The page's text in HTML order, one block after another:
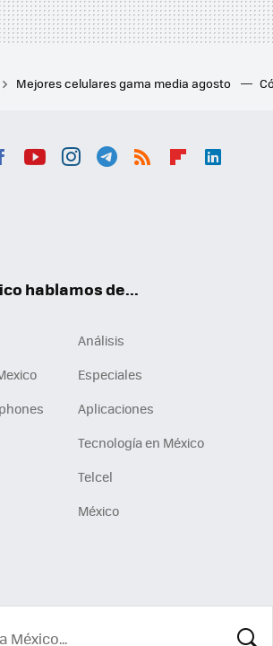
Mejores celulares gama media agosto
hablamos de...
Análisis
Especiales
Aplicaciones
Tecnología en México
Telcel
México